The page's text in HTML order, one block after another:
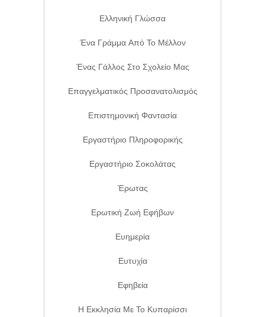
Ελληνική Γλώσσα
Ένα Γράμμα Από Το Μέλλον
Ένας Γάλλος Στο Σχολείο Μας
Επαγγελματικός Προσανατολισμός
Επιστημονική Φαντασία
Εργαστήριο Πληροφορικής
Εργαστήριο Σοκολάτας
Έρωτας
Ερωτική Ζωή Εφήβων
Ευημερία
Ευτυχία
Εφηβεία
Η Εκκλησία Με Το Κυπαρίσσι